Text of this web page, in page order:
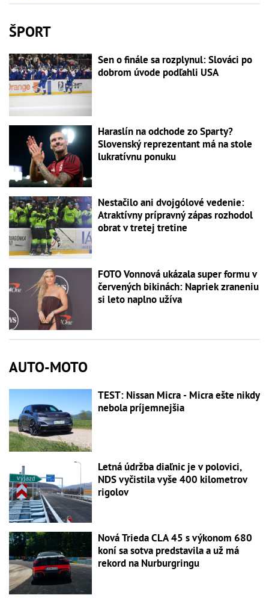
ŠPORT
Sen o finále sa rozplynul: Slováci po
dobrom úvode podľahli USA
Haraslín na odchode zo Sparty?
Slovenský reprezentant má na stole
lukratívnu ponuku
Nestačilo ani dvojgólové vedenie:
Atraktívny prípravný zápas rozhodol
obrat v tretej tretine
FOTO Vonnová ukázala super formu v
červených bikinách: Napriek zraneniu
si leto naplno užíva
AUTO-MOTO
TEST: Nissan Micra - Micra ešte nikdy
nebola príjemnejšia
Letná údržba diaľnic je v polovici,
NDS vyčistila vyše 400 kilometrov
rigolov
Nová Trieda CLA 45 s výkonom 680
koní sa sotva predstavila a už má
rekord na Nurburgringu